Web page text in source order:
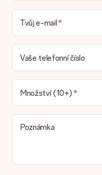
Mohu si vybrat datum
Není možné zvolit konkrétní
Jaká je dodací lhůta a
Dodací lhůtu naleznete na
náš dopravce vám dodá váš
Jaké možnosti doručení
V současné době není
který chcete objednat, je
doručování poštovní
možnost spadá vaše
zákaznický servis.
Jak mohu zaplatit
Tvůj e-mail
Vaše telefonní číslo
Množství (10+)
Poznámka